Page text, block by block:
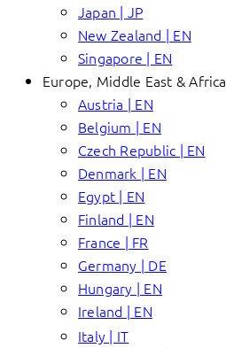
Japan | JP
New Zealand | EN
Singapore | EN
Europe, Middle East & Africa
Austria | EN
Belgium | EN
Czech Republic | EN
Denmark | EN
Egypt | EN
Finland | EN
France | FR
Germany | DE
Hungary | EN
Ireland | EN
Italy | IT